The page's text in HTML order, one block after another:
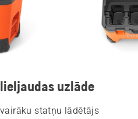
uzlāde
statņu lādētājs